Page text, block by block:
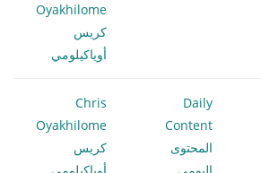
Oyakhilome
كريس
أوياكيلومي
Daily
Content
المحتوى
Chris
Oyakhilome
كريس